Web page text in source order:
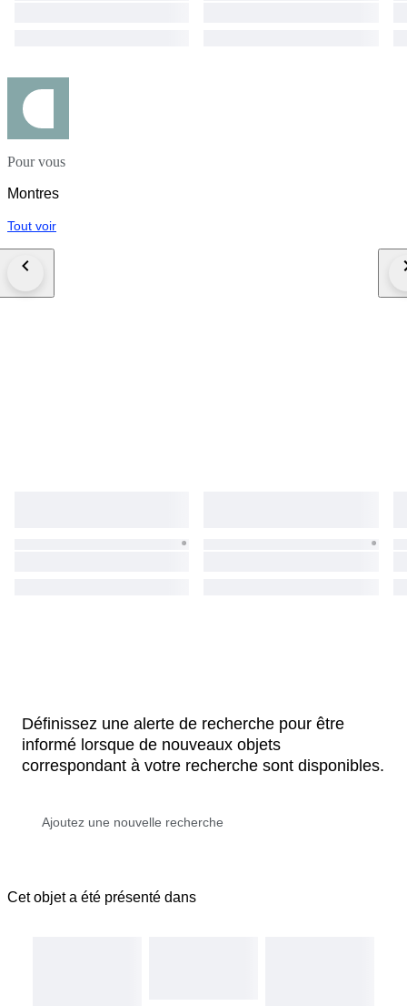
Pour vous
Montres
Tout voir
Définissez une alerte de recherche pour être
informé lorsque de nouveaux objets
correspondant à votre recherche sont disponibles.
Cet objet a été présenté dans